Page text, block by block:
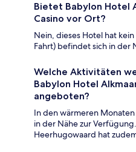
Bietet Babylon Hotel
Casino vor Ort?
Nein, dieses Hotel hat kein
Fahrt) befindet sich in der
Welche Aktivitäten
Babylon Hotel
angeboten?
In den wärmeren
in der Nähe zur
Heerhugowaard hat